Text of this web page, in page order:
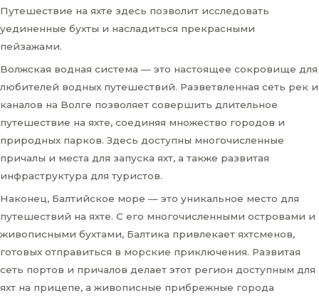
Путешествие на яхте здесь позволит исследовать
уединенные бухты и насладиться прекрасными
пейзажами.
Волжская водная система — это настоящее сокровище для
любителей водных путешествий. Разветвленная сеть рек и
каналов на Волге позволяет совершить длительное
путешествие на яхте, соединяя множество городов и
природных парков. Здесь доступны многочисленные
причалы и места для запуска яхт, а также развитая
инфраструктура для туристов.
Наконец, Балтийское море — это уникальное место для
путешествий на яхте. С его многочисленными островами и
живописными бухтами, Балтика привлекает яхтсменов,
готовых отправиться в морские приключения. Развитая
сеть портов и причалов делает этот регион доступным для
яхт на прицепе, а живописные прибрежные города